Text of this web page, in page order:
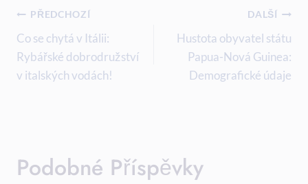
Navigace
Pro
Příspěvek
PŘEDCHOZÍ
Co se chytá v Itálii:
Rybářské dobrodružství
v italských vodách!
DALŠÍ
Hustota obyvatel státu
Papua-Nová Guinea:
Demografické údaje
Podobné Příspěvky